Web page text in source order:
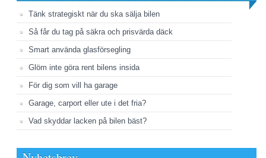
Tänk strategiskt när du ska sälja bilen
Så får du tag på säkra och prisvärda däck
Smart använda glasförsegling
Glöm inte göra rent bilens insida
För dig som vill ha garage
Garage, carport eller ute i det fria?
Vad skyddar lacken på bilen bäst?